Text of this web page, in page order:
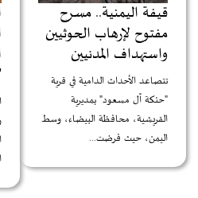
قيفة اليمنية.. مسرح
مفتوح لإرهاب الحوثيين
واستهداف المدنيين
تتصاعد الأحداث الدامية في قرية
"حنكة آل مسعود" بمديرية
القريشية، محافظة البيضاء، وسط
اليمن، حيث فرضت...